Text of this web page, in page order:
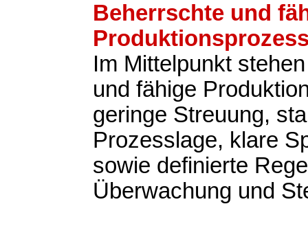
Beherrschte und
Im Mittelpunkt
und fähige
geringe Streuung,
Prozesslage, klare
sowie definierte
Überwachung und